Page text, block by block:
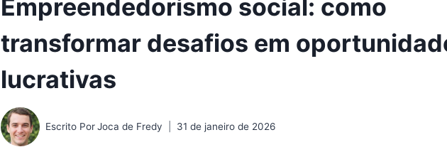
Empreendedorismo social: como
transformar desafios em
lucrativas
Escrito PorJoca de Fredy 31 de janeiro de 2026